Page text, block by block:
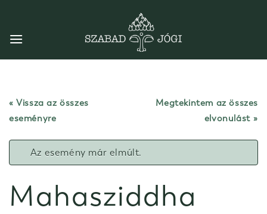
content
« Vissza az összes
eseményre
Megtekintem az összes
elvonulást
Az esemény már elmúlt.
Mahasziddha